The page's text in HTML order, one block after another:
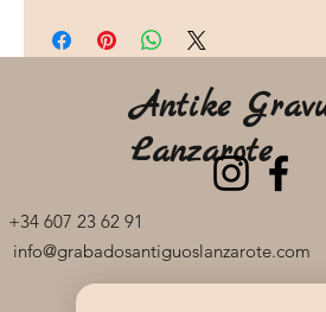
+34 607 23 62 91
info@grabadosantiguoslanzarote.com
Antike
Lanzarote